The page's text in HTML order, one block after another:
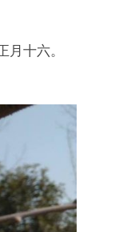
十六。